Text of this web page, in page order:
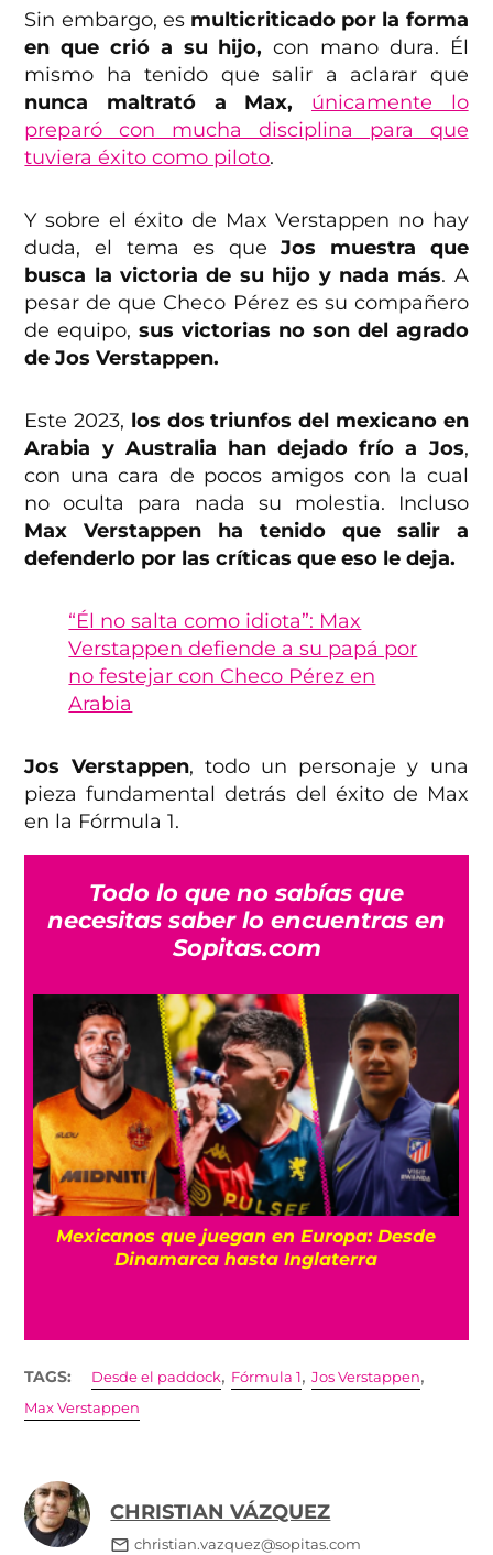
Sin embargo, es multicriticado por la forma
en que crió a su hijo,con mano dura. Él
mismo ha tenido que salir a aclarar que
nunca maltrató a Max,
únicamente lo
preparó con mucha disciplina para que
tuviera éxito como piloto.
Y sobre el éxito de Max Verstappen no hay
duda, el tema es queJos muestra que
busca la victoria de su hijo y nada más. A
pesar de que Checo Pérez es su compañero
de equipo,sus victorias no son del agrado
de Jos Verstappen.
Este 2023, los dos triunfos del mexicano en
Arabia y Australia han dejado frío a Jos,
con una cara de pocos amigos con la cual
no oculta para nada su molestia. Incluso
Max Verstappen ha tenido que salir a
defenderlo por las críticas que eso le deja.
“Él no salta como idiota”: Max
Verstappen defiende a su papá por
no festejar con Checo Pérez en
Arabia
Jos Verstappen, todo un personaje y una
pieza fundamental detrás del éxito de Max
en la Fórmula 1.
Todo lo que no sabías que
necesitas saber lo encuentras en
Sopitas.com
¿De plano? Argentina hace Día Nacional por
su triunfo contra Inglaterra en el Mundial
TAGS: Desde el paddock, Fórmula 1,Jos Verstappen,
Max Verstappen
CHRISTIAN VÁZQUEZ
christian.vazquez@sopitas.com